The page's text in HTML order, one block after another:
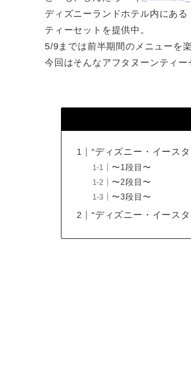
ディズニーランドホテル内にあ
ティーセットを提供中。
5/9までは前半期間のメニューを
今回はそんなアフタヌーンティ
“ディズニー・イース
〜1段目〜
〜2段目〜
〜3段目〜
“ディズニー・イース